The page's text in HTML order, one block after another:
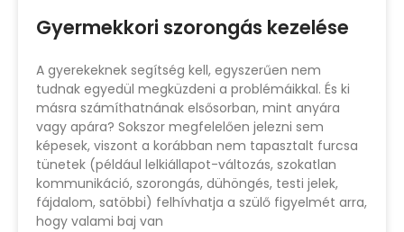
Gyermekkori szorongás kezelése
A gyerekeknek segítség kell, egyszerűen nem
tudnak egyedül megküzdeni a problémáikkal. És ki
másra számíthatnának elsősorban, mint anyára
vagy apára? Sokszor megfelelően jelezni sem
képesek, viszont a korábban nem tapasztalt furcsa
tünetek (például lelkiállapot-változás, szokatlan
kommunikáció, szorongás, dühöngés, testi jelek,
fájdalom, satöbbi) felhívhatja a szülő figyelmét arra,
hogy valami baj van